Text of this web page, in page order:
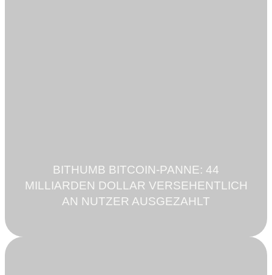
BITHUMB BITCOIN-PANNE: 44
MILLIARDEN DOLLAR VERSEHENTLICH
AN NUTZER AUSGEZAHLT